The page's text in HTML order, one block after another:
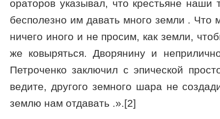
ораторов указывал, что крестьяне
бесполезно им давать много земли .
ничего иного и не просим, как земли,
же ковыряться. Дворянину и
Петроченко заключил с эпической
ведите, другого земного шара не
землю нам отдавать .».[2]